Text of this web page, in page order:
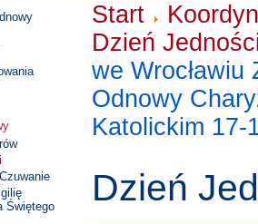
Świętego
Start
Dzień
we Wrocławiu
Odnowy
Katolickim 17-
Dzień